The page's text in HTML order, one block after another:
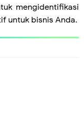
mengidentifikasi
untuk bisnis Anda.